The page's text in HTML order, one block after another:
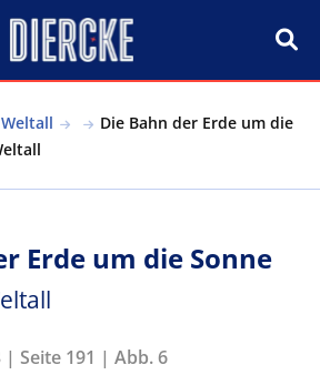
Die Bahn der Erde um die
Erde um die Sonne
| Seite 191 | Abb. 6